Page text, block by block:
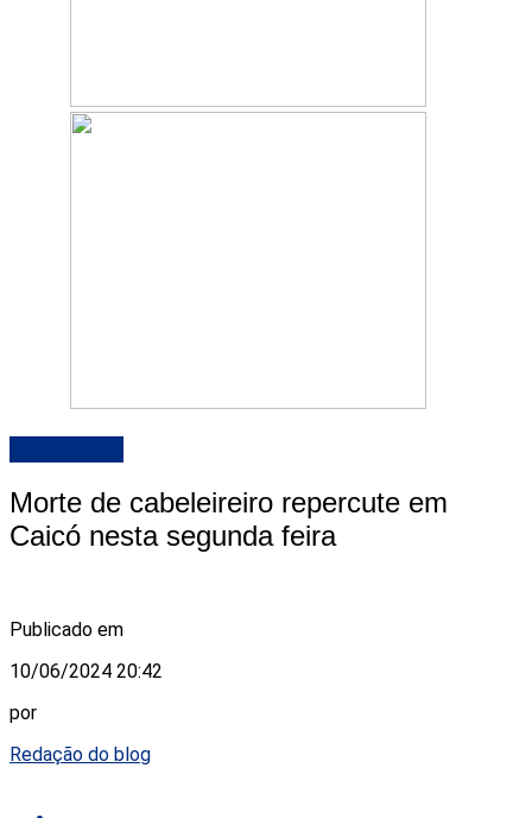
Morte de cabeleireiro repercute em
Caicó nesta segunda feira
Publicado em
10/06/2024 20:42
por
Redação do blog